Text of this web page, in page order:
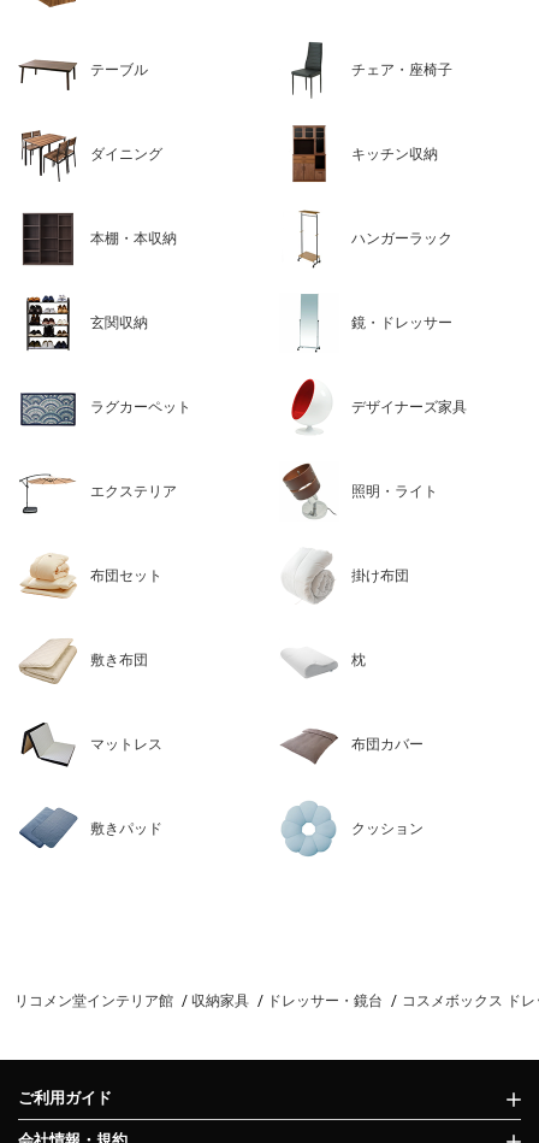
テーブル チェア・座椅子
ダイニング キッチン収納
本棚・本収納 ハンガーラック
玄関収納 鏡・ドレッサー
ラグカーペット デザイナーズ家具
エクステリア 照明・ライト
布団セット 掛け布団
敷き布団 枕
マットレス 布団カバー
敷きパッド クッション
リコメン堂インテリア館 収納家具 ドレッサー・鏡台 コスメボックス ド
ご利用ガイド